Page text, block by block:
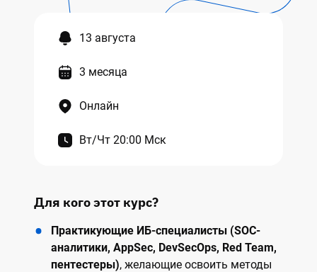
13 августа
3 месяца
Онлайн
Вт/Чт 20:00 Мск
Для кого этот курс?
Практикующие ИБ-специалисты (SOC-
аналитики, AppSec, DevSecOps, Red Team,
пентестеры), желающие освоить методы